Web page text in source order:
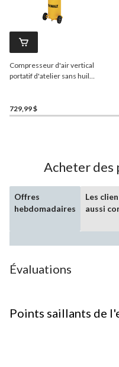
Compresseur d'air vertical
portatif d'atelier sans huile
729,99 $
Acheter des
Offres
hebdomadaires
Les
aussi
Évaluations
Points saillants de